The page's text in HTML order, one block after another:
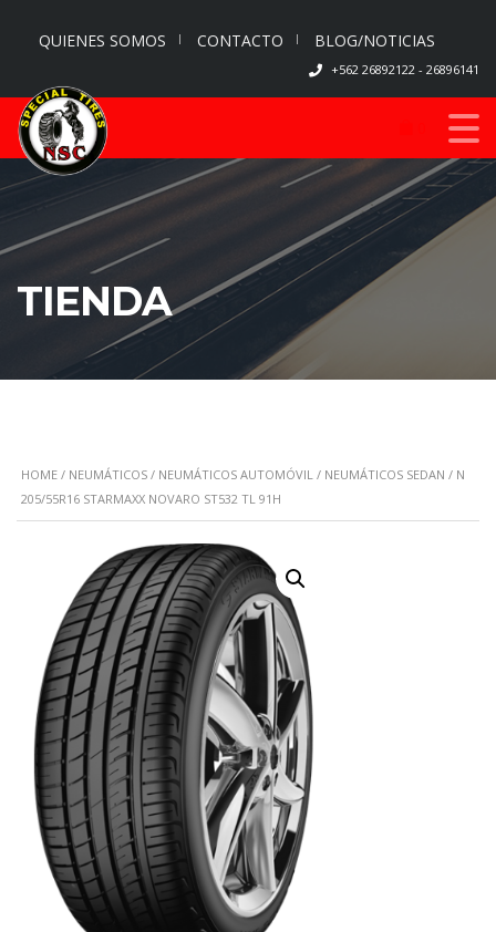
QUIENES SOMOS CONTACTO BLOG/NOTICIAS
+562 26892122 - 26896141
TIENDA
HOME / NEUMÁTICOS / NEUMÁTICOS AUTOMÓVIL / NEUMÁTICOS SEDAN / N
205/55R16 STARMAXX NOVARO ST532 TL 91H